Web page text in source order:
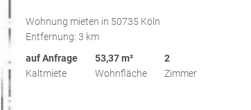
Wohnung mieten in 50735 Köln
Entfernung: 3 km
auf Anfrage
Kaltmiete
53,37 m²
Wohnfläche
2
Zimmer